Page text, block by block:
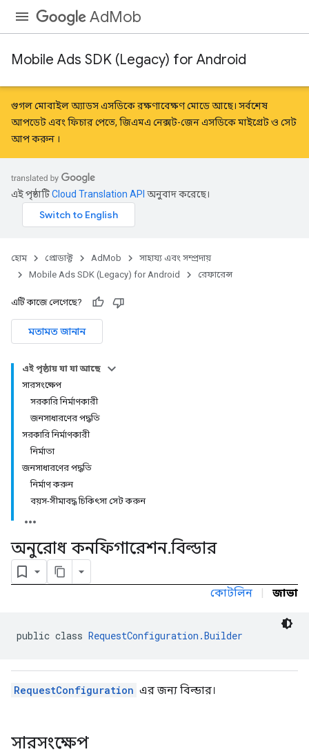
AdMob
Mobile Ads SDK (Legacy) for Android
গুগল মোবাইল অ্যাডস এসডিকে রক্ষণাবেক্ষণ মোডে আছে। সর্বশেষ
আপডেট এবং ফিচার পেতে, জিএমএ নেক্সট-জেন এসডিকেমাইগ্রেটও সেট
আপ করুন ।
এই পৃষ্ঠাটিCloud Translation API অনুবাদ করেছে।
হোম প্রোডাক্ট AdMob
সাহায্য এবং সম্প্রদায়
Mobile Ads SDK (Legacy) for Android
রেফারেন্স
এটি কাজে লেগেছে?
মতামত জানান
এই পৃষ্ঠায় যা যা আছে
সারসংক্ষেপ
সরকারি নির্মাণকারী
জনসাধারণের পদ্ধতি
সরকারি নির্মাণকারী
নির্মাতা
জনসাধারণের পদ্ধতি
নির্মাণ করুন
বয়স-সীমাবদ্ধ চিকিৎসা সেট করুন
অনুরোধ কনফিগারেশন.বিল্ডার
কোটলিন | জাভা
public class RequestConfiguration.Builder
RequestConfiguration এর জন্য বিল্ডার।
সারসংক্ষেপ